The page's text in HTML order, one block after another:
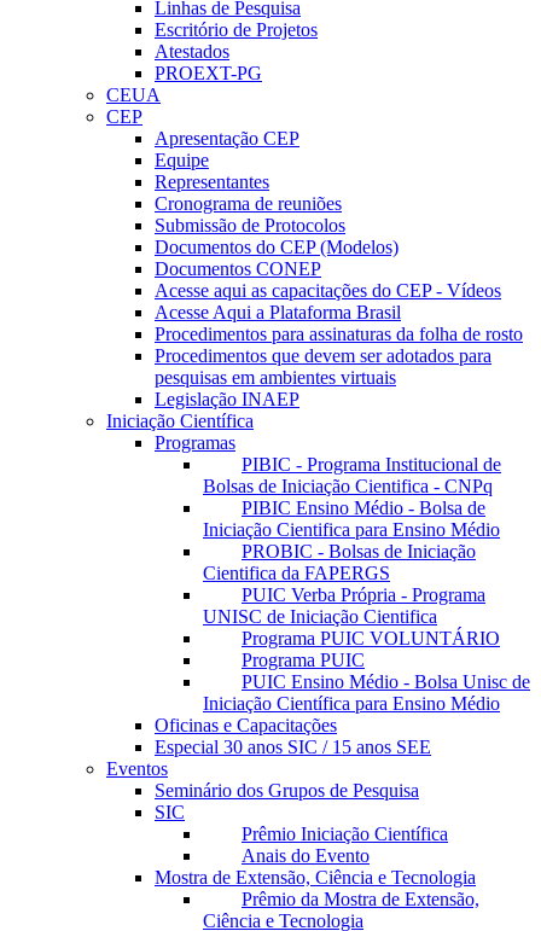
Linhas de Pesquisa
Escritório de Projetos
Atestados
PROEXT-PG
CEUA
CEP
Apresentação CEP
Equipe
Representantes
Cronograma de reuniões
Submissão de Protocolos
Documentos do CEP (Modelos)
Documentos CONEP
Acesse aqui as capacitações do CEP - Vídeos
Acesse Aqui a Plataforma Brasil
Procedimentos para assinaturas da folha de rosto
Procedimentos que devem ser adotados para
pesquisas em ambientes virtuais
Legislação INAEP
Iniciação Científica
Programas
PIBIC - Programa Institucional de
Bolsas de Iniciação Cientifica - CNPq
PIBIC Ensino Médio - Bolsa de
Iniciação Cientifica para Ensino Médio
PROBIC - Bolsas de Iniciação
Cientifica da FAPERGS
PUIC Verba Própria - Programa
UNISC de Iniciação Cientifica
Programa PUIC VOLUNTÁRIO
Programa PUIC
PUIC Ensino Médio - Bolsa Unisc de
Iniciação Científica para Ensino Médio
Oficinas e Capacitações
Especial 30 anos SIC / 15 anos SEE
Eventos
Seminário dos Grupos de Pesquisa
SIC
Prêmio Iniciação Científica
Anais do Evento
Mostra de Extensão, Ciência e Tecnologia
Prêmio da Mostra de Extensão,
Ciência e Tecnologia